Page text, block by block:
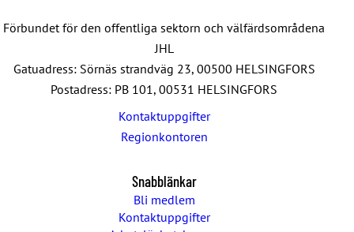
Förbundet för den offentliga sektorn och välfärdsområdena
JHL
Gatuadress: Sörnäs strandväg 23, 00500 HELSINGFORS
Postadress: PB 101, 00531 HELSINGFORS
Kontaktuppgifter
Regionkontoren
Snabblänkar
Bli medlem
Kontaktuppgifter